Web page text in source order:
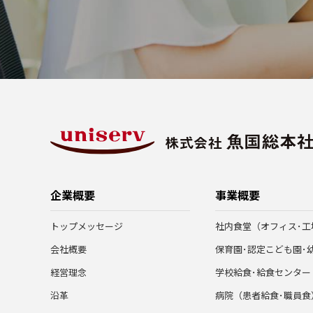
企業概要
トップメッセージ
会社概要
経営理念
沿革
事業概要
社内食堂（オフィス･
保育園･認定こども園･
学校給食･給食センター
病院（患者給食･職員食